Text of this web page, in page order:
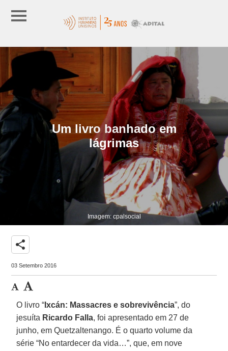
Um livro banhado em
lágrimas
Imagem: cpalsocial
share
03 Setembro 2016
O livro “ Ixcán: Massacres e sobrevivência”, do
jesuíta Ricardo Falla, foi apresentado em 27 de
junho, em Quetzaltenango. É o quarto volume da
série “No entardecer da vida…”, que, em nove